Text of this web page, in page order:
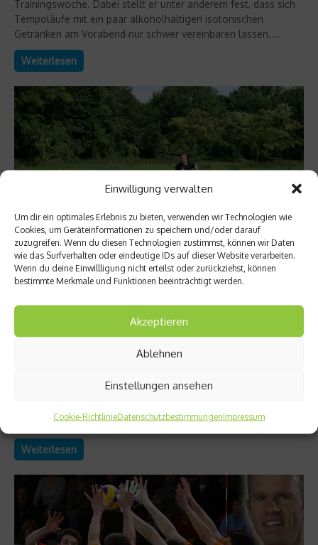
Einwilligung verwalten
Um dir ein optimales Erlebnis zu bieten, verwenden wir Technologien wie
Cookies, um Geräteinformationen zu speichern und/oder darauf
zuzugreifen. Wenn du diesen Technologien zustimmst, können wir Daten
wie das Surfverhalten oder eindeutige IDs auf dieser Website verarbeiten.
Wenn du deine Einwillligung nicht erteilst oder zurückziehst, können
bestimmte Merkmale und Funktionen beeinträchtigt werden.
Akzeptieren
Ablehnen
Einstellungen ansehen
Cookie-RichtlinieDatenschutzbestimmungenImpressum
Trainingswoche. Dabei stellt er unter anderem fest, dass sich
Tempoläufe mit ein paar alkoholhaltigen isotonischen
Getränken am Vorabend nur schwer vereinbaren lassen....
Weiterlesen
Trainingsplan im Test – Teil 5: Vom Feeling
her ein gutes Gefühl
der dritten Trainingswoche endlich Fortschritte fest. Und gibt
natürlichen Feinde des Läufers“ bekannt....
Weiterlesen